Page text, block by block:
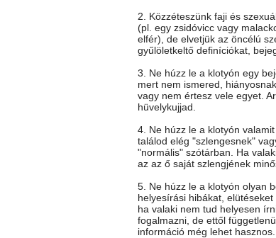
2. Közzéteszünk faji és
(pl. egy zsidóvicc vagy
elfér), de elvetjük az öncélú
gyűlöletkeltő definíciókat,
3. Ne húzz le a klotyón egy
mert nem ismered,
vagy nem értesz vele egyet.
hüvelykujjad.
4. Ne húzz le a klotyón
találod elég "szlengesnek"
"normális" szótárban. Ha
az az ő saját szlengjének
5. Ne húzz le a klotyón olyan
helyesírási hibákat, elütéseket
ha valaki nem tud helyesen
fogalmazni, de ettől
információ még lehet hasznos.